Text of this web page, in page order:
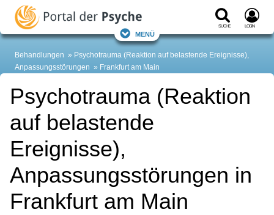
Suche Login
Menü
Behandlungen
Psychotrauma (Reaktion auf belastende Ereignisse),
Anpassungsstörungen
Frankfurt am Main
Psychotrauma (Reaktion
auf belastende
Ereignisse),
Anpassungsstörungen in
Frankfurt am Main